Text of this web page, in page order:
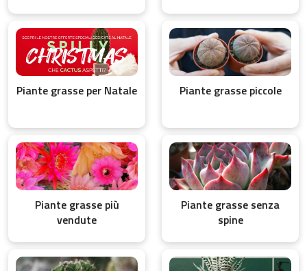
Piante grasse per Natale Piante grasse piccole
Piante grasse più
vendute
Piante grasse senza
spine